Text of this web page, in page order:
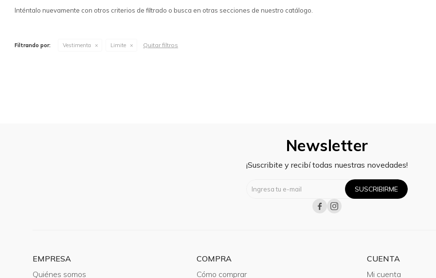
Inténtalo nuevamente con otros criterios de filtrado o busca en otras secciones de nuestro catálogo.
Filtrando por: Vestimenta Limite Quitar filtros
Newsletter
¡Suscribite y recibí todas nuestras novedades!
SUSCRIBIRME
 
EMPRESA
Quiénes somos
COMPRA
Cómo comprar
CUENTA
Mi cuenta